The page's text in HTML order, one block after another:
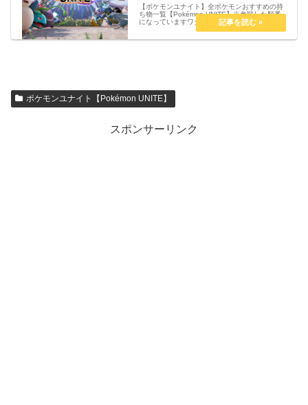
【ポケモンユナイト】全ポケモンおすすめの持
ち物一覧【Pokémon UNITE】※参戦した順番
になっていますワタシラガルカリオリザードン
ヤドランフシギバナプクリンファイアローピカ
ポケモンユナイト【Pokémon UNITE】
スポンサーリンク